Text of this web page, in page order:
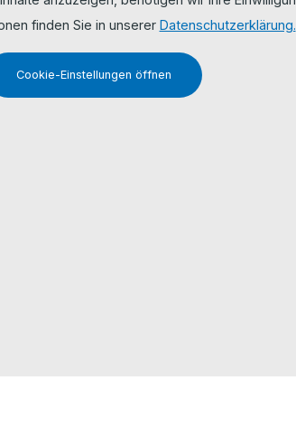
finden Sie in unserer Datenschutzerklärung.
Cookie-Einstellungen öffnen